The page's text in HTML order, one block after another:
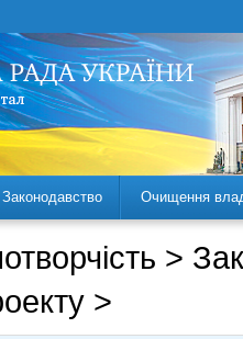
Законодавство Очищення
>
>